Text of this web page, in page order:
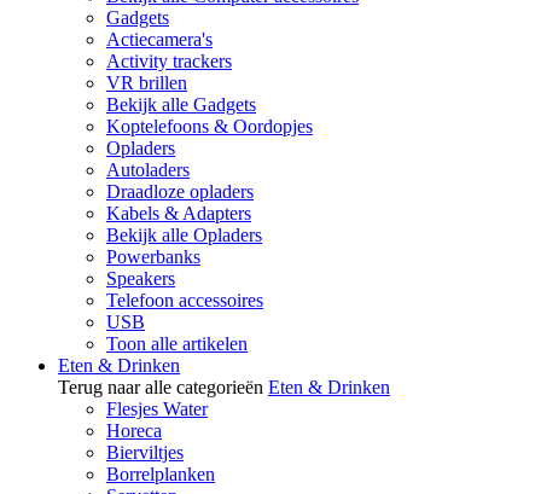
Gadgets
Actiecamera's
Activity trackers
VR brillen
Bekijk alle Gadgets
Koptelefoons & Oordopjes
Opladers
Autoladers
Draadloze opladers
Kabels & Adapters
Bekijk alle Opladers
Powerbanks
Speakers
Telefoon accessoires
USB
Toon alle artikelen
Eten & Drinken
Terug naar alle categorieën Eten & Drinken
Flesjes Water
Horeca
Bierviltjes
Borrelplanken